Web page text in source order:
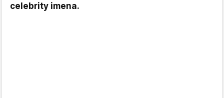
celebrity imena.